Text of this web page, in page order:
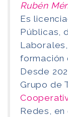
Rubén
Es
Públicas,
formación
Desde
Grupo de
Redes,